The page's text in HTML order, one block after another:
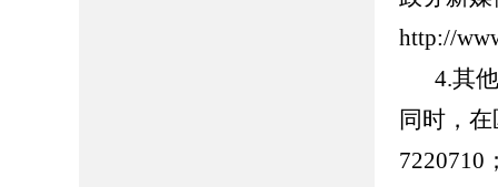
http://
4.其
同时，
7220710